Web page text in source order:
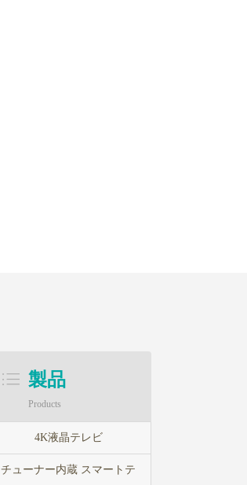
製品
Products
4K液晶テレビ
チューナー内蔵 スマートテ